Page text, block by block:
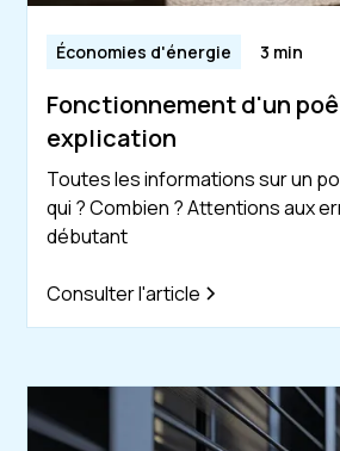
Économies d'énergie 3 min
Fonctionnement d'un
explication
Toutes les informations sur un
qui ? Combien ? Attentions aux
débutant
Consulter l'article